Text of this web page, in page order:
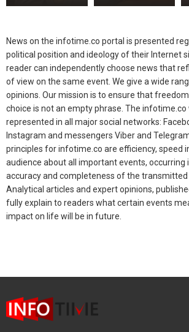
News on the infotime.co portal is presented
political position and ideology of their Internet
reader can independently choose news that
of view on the same event. We give a wide
opinions. Our mission is to ensure that
choice is not an empty phrase. The infotime.co
represented in all major social networks:
Instagram and messengers Viber and
principles for infotime.co are efficiency, speed
audience about all important events, occurring
accuracy and completeness of the transmitted
Analytical articles and expert opinions,
fully explain to readers what certain events
impact on life will be in future.